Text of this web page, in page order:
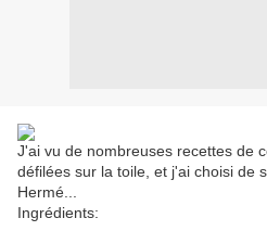
J'ai vu de nombreuses recettes de
défilées sur la toile, et j'ai choisi de
Hermé...
Ingrédients: